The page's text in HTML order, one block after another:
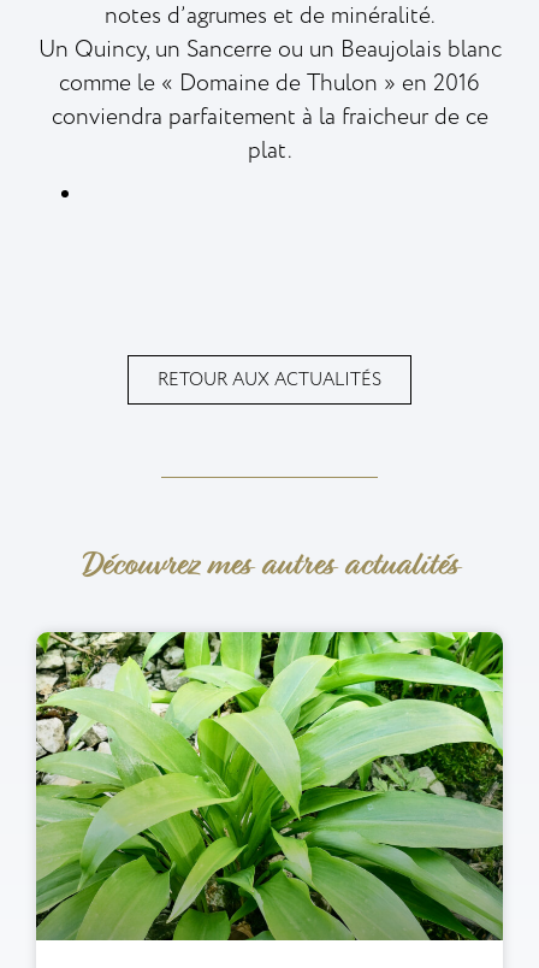
notes d’agrumes et de minéralité.
Un Quincy, un Sancerre ou un Beaujolais blanc
comme le « Domaine de Thulon » en 2016
conviendra parfaitement à la fraicheur de ce
plat.
RETOUR AUX ACTUALITÉS
Découvrez mes autres actualités